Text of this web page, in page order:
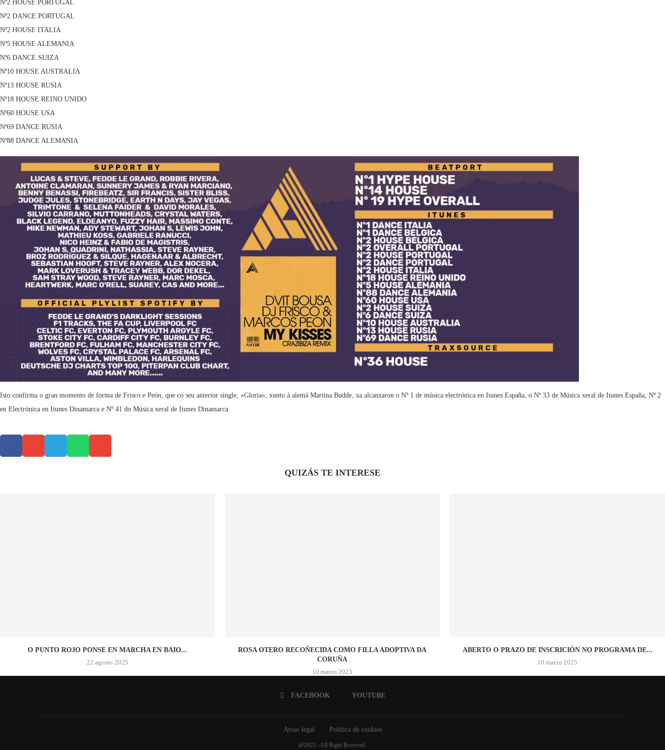
Nº2 HOUSE PORTUGAL
Nº2 DANCE PORTUGAL
Nº2 HOUSE ITALIA
Nº5 HOUSE ALEMANIA
Nº6 DANCE SUIZA
Nº10 HOUSE AUSTRALIA
Nº13 HOUSE RUSIA
Nº18 HOUSE REINO UNIDO
Nº60 HOUSE USA
Nº69 DANCE RUSIA
Nº88 DANCE ALEMANIA
Isto confirma o gran momento de forma de Frisco e Peón, que co seu anterior single, «Gloria», xunto á alemá Martina Budde, xa alcanzaron o Nº 1 de música electrónica en Itunes España, o Nº 33 de Música xeral de Itunes España, Nº 2
en Electrónica en Itunes Dinamarca e Nº 41 do Música xeral de Itunes Dinamarca
QUIZÁS TE INTERESE
O PUNTO ROJO PONSE EN MARCHA EN BAIO...
22 agosto 2025
ROSA OTERO RECOÑECIDA COMO FILLA ADOPTIVA DA
CORUÑA
10 marzo 2025
ABERTO O PRAZO DE INSCRICIÓN NO PROGRAMA DE...
10 marzo 2025
FACEBOOK YOUTUBE
Aviso legal Política de cookies
@2025 - All Right Reserved.